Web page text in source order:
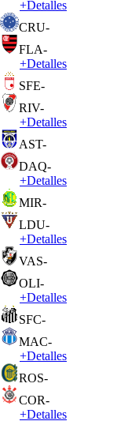
+Detalles
CRU-
FLA-
+Detalles
SFE-
RIV-
+Detalles
AST-
DAQ-
+Detalles
MIR-
LDU-
+Detalles
VAS-
OLI-
+Detalles
SFC-
MAC-
+Detalles
ROS-
COR-
+Detalles